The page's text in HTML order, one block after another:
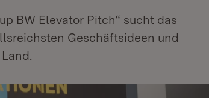
BW Elevator Pitch“ sucht das
Geschäftsideen und